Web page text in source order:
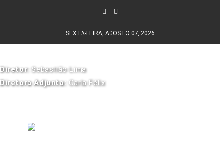
SEXTA-FEIRA, AGOSTO 07, 2026
Diretor: Sebastião Lima
Diretora Adjunta: Carla Félix